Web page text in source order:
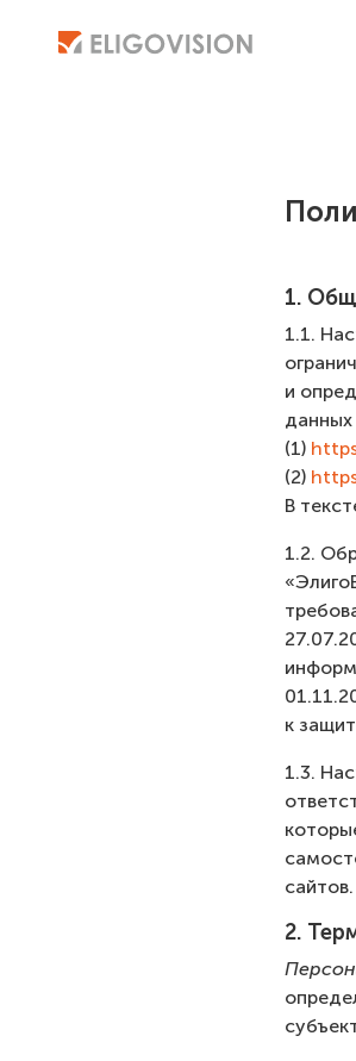
1.
1.1.
и
(1)
(2)
В
1.2.
к
1.3.
сайтов.
2.